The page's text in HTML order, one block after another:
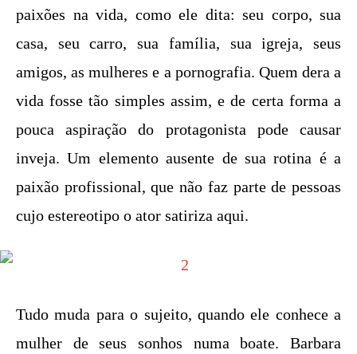
paixões na vida, como ele dita: seu corpo, sua
casa, seu carro, sua família, sua igreja, seus
amigos, as mulheres e a pornografia. Quem dera a
vida fosse tão simples assim, e de certa forma a
pouca aspiração do protagonista pode causar
inveja. Um elemento ausente de sua rotina é a
paixão profissional, que não faz parte de pessoas
cujo estereotipo o ator satiriza aqui.
Tudo muda para o sujeito, quando ele conhece a
mulher de seus sonhos numa boate. Barbara